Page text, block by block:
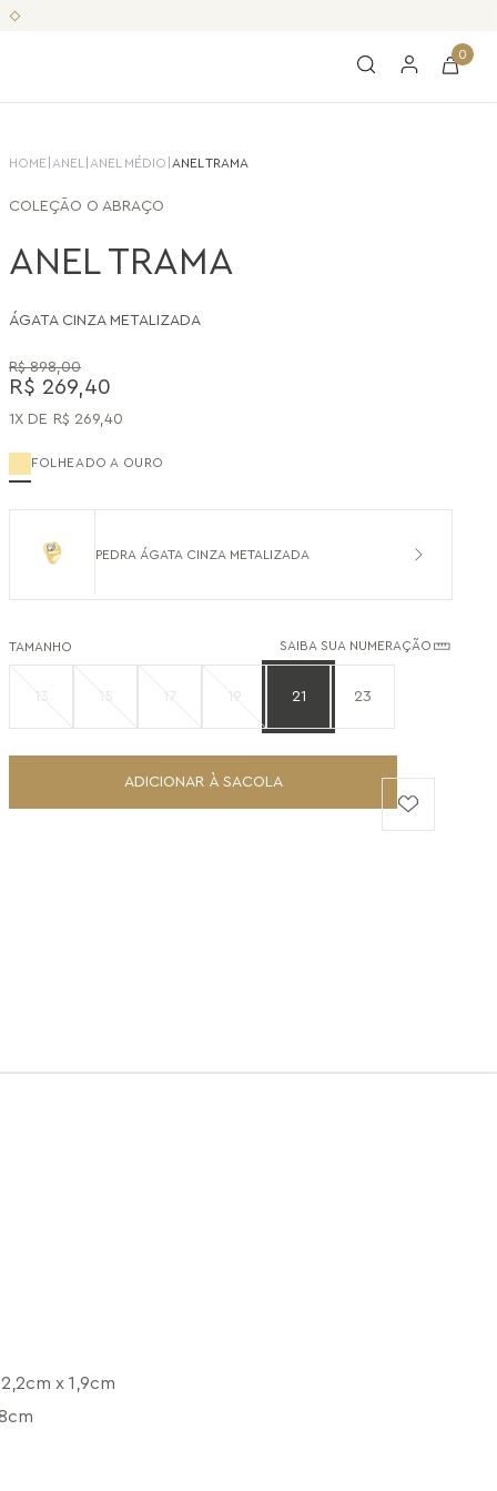
0
HOME ANEL ANEL MÉDIO ANEL TRAMA
COLEÇÃO O ABRAÇO
ANEL TRAMA
ÁGATA CINZA METALIZADA
R$ 898,00
R$ 269,40
1 R$ 269,40
FOLHEADO A OURO
PEDRA ÁGATA CINZA METALIZADA
SAIBA SUA NUMERAÇÃO
TAMANHO
13 15 17 19 21 23
ADICIONAR À SACOLA
2,2cm x 1,9cm